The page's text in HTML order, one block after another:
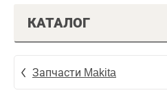
КАТАЛОГ
Запчасти Makita